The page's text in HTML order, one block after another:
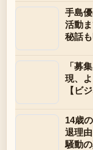
手島
活動
秘話も
「募
現、
【ビ
14歳
退理
騒動